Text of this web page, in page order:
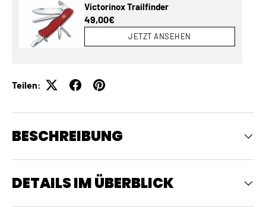
Victorinox Trailfinder
Normaler Preis
49,00€
JETZT ANSEHEN
Teilen:
BESCHREIBUNG
DETAILS IM ÜBERBLICK